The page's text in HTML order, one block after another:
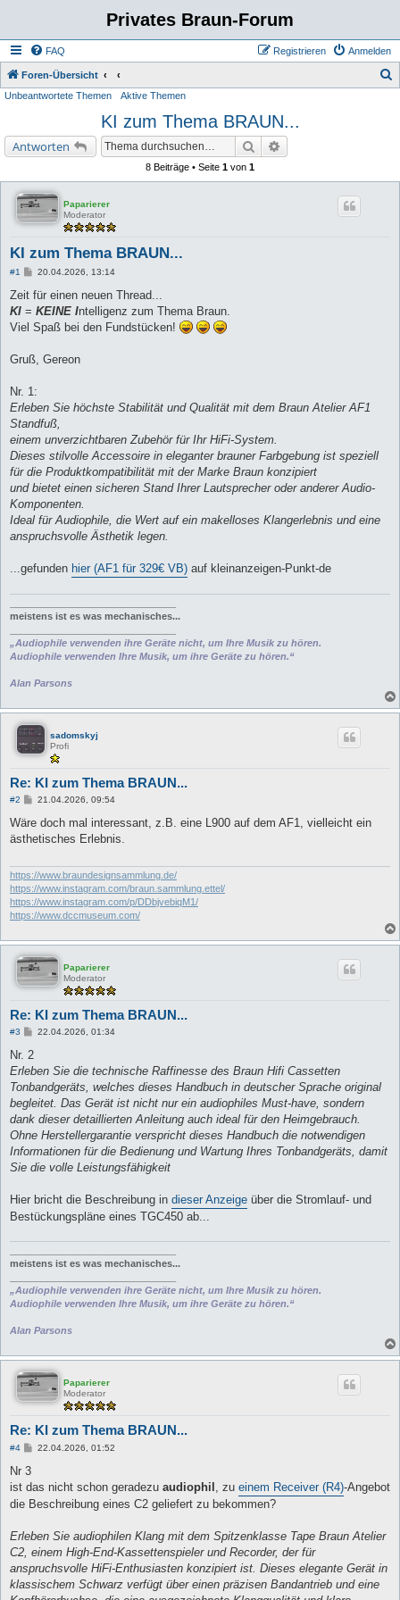
Privates Braun-Forum
FAQ Anmelden
Registrieren
Foren-Übersicht
Unbeantwortete Themen Aktive Themen
KI zum Thema BRAUN...
Antworten Suche
8 Beiträge • Seite 1 von 1
Paparierer
Moderator
KI zum Thema BRAUN...
#1
B
i
r
a
20.04.2026, 13:14
Zeit für einen neuen Thread...
KI = KEINE Intelligenz zum Thema Braun.
Viel Spaß bei den Fundstücken!
Gruß, Gereon
Nr. 1:
Erleben Sie höchste Stabilität und Qualität mit dem Braun Atelier AF1
Standfuß,
einem unverzichtbaren Zubehör für Ihr HiFi-System.
Dieses stilvolle Accessoire in eleganter brauner Farbgebung ist speziell
für die Produktkompatibilität mit der Marke Braun konzipiert
und bietet einen sicheren Stand Ihrer Lautsprecher oder anderer Audio-
Komponenten.
Ideal für Audiophile, die Wert auf ein makelloses Klangerlebnis und eine
anspruchsvolle Ästhetik legen.
...gefunden hier (AF1 für 329€ VB) auf kleinanzeigen-Punkt-de
meistens ist es was mechanisches...
„Audiophile verwenden ihre Geräte nicht, um Ihre Musik zu hören.
Audiophile verwenden Ihre Musik, um ihre Geräte zu hören.“
Alan Parsons
sadomskyj
Profi
Re: KI zum Thema BRAUN...
#2
B
i
r
21.04.2026, 09:54
Wäre doch mal interessant, z.B. eine L900 auf dem AF1, vielleicht ein
ästhetisches Erlebnis.
https://www.braundesignsammlung.de/
https://www.instagram.com/braun.sammlung.ettel/
https://www.instagram.com/p/DDbjvebiqM1/
https://www.dccmuseum.com/
Paparierer
Moderator
Re: KI zum Thema BRAUN...
#3
B
i
r
a
22.04.2026, 01:34
Nr. 2
Erleben Sie die technische Raffinesse des Braun Hifi Cassetten
Tonbandgeräts, welches dieses Handbuch in deutscher Sprache original
begleitet. Das Gerät ist nicht nur ein audiophiles Must-have, sondern
dank dieser detaillierten Anleitung auch ideal für den Heimgebrauch.
Ohne Herstellergarantie verspricht dieses Handbuch die notwendigen
Informationen für die Bedienung und Wartung Ihres Tonbandgeräts, damit
Sie die volle Leistungsfähigkeit
Hier bricht die Beschreibung in dieser Anzeige über die Stromlauf- und
Bestückungspläne eines TGC450 ab...
meistens ist es was mechanisches...
„Audiophile verwenden ihre Geräte nicht, um Ihre Musik zu hören.
Audiophile verwenden Ihre Musik, um ihre Geräte zu hören.“
Alan Parsons
Paparierer
Moderator
Re: KI zum Thema BRAUN...
#4
B
r
a
g
22.04.2026, 01:52
Nr 3
ist das nicht schon geradezu audiophil , zu einem Receiver (R4)-Angebot
die Beschreibung eines C2 geliefert zu bekommen?
Erleben Sie audiophilen Klang mit dem Spitzenklasse Tape Braun Atelier
C2, einem High-End-Kassettenspieler und Recorder, der für
anspruchsvolle HiFi-Enthusiasten konzipiert ist. Dieses elegante Gerät in
klassischem Schwarz verfügt über einen präzisen Bandantrieb und eine